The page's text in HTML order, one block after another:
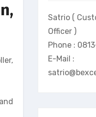
Satrio (
Officer )
Phone :
E-Mail :